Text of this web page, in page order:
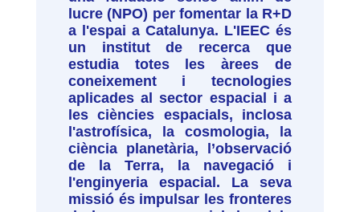
lucre (NPO) per fomentar la R+D
a l'espai a Catalunya. L'IEEC és
un institut de recerca que
estudia totes les àrees de
coneixement i tecnologies
aplicades al sector espacial i a
les ciències espacials, inclosa
l'astrofísica, la cosmologia, la
ciència planetària, l’observació
de la Terra, la navegació i
l'enginyeria espacial. La seva
missió és impulsar les fronteres